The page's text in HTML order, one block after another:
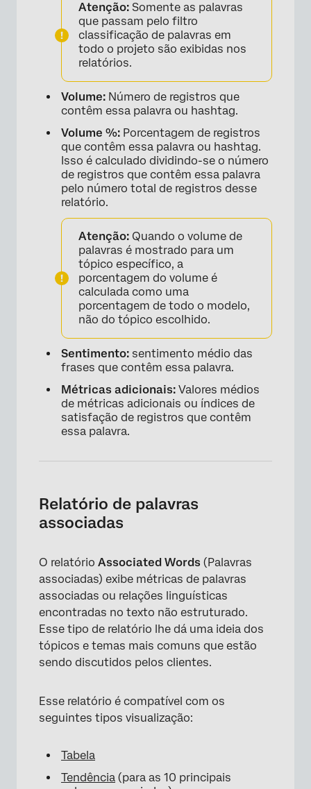
Atenção: Somente as palavras
que passam pelo filtro
classificação de palavras em
todo o projeto são exibidas nos
relatórios.
Volume: Número de registros que
contêm essa palavra ou hashtag.
Volume %: Porcentagem de registros
que contêm essa palavra ou hashtag.
Isso é calculado dividindo-se o número
de registros que contêm essa palavra
pelo número total de registros desse
relatório.
Atenção: Quando o volume de
palavras é mostrado para um
tópico específico, a
porcentagem do volume é
calculada como uma
porcentagem de todo o modelo,
não do tópico escolhido.
Sentimento: sentimento médio das
frases que contêm essa palavra.
Métricas adicionais: Valores médios
de métricas adicionais ou índices de
satisfação de registros que contêm
essa palavra.
Relatório de palavras
associadas
O relatório Associated Words (Palavras
associadas) exibe métricas de palavras
associadas ou relações linguísticas
encontradas no texto não estruturado.
Esse tipo de relatório lhe dá uma ideia dos
tópicos e temas mais comuns que estão
sendo discutidos pelos clientes.
Esse relatório é compatível com os
seguintes tipos visualização:
Tabela
Tendência (para as 10 principais